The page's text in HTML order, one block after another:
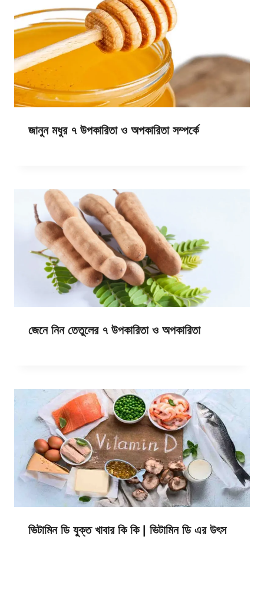
জানুন মধুর ৭ উপকারিতা ও অপকারিতা সম্পর্কে
জেনে নিন তেতুলের ৭ উপকারিতা ও অপকারিতা
ভিটামিন ডি যুক্ত খাবার কি কি | ভিটামিন ডি এর উৎস